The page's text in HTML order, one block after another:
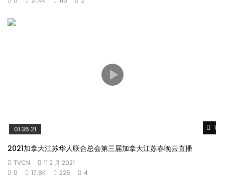
01:36:21
2021加拿大江苏华人联合总会第三届加拿大江苏春晚云直播
TVCN
11 2 月 2021
0
17.8K 225 4